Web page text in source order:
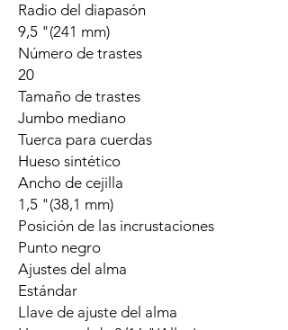
Radio del diapasón
9,5 "(241 mm)
Número de trastes
20
Tamaño de trastes
Jumbo mediano
Tuerca para cuerdas
Hueso sintético
Ancho de cejilla
1,5 "(38,1 mm)
Posición de las incrustaciones
Punto negro
Ajustes del alma
Estándar
Llave de ajuste del alma